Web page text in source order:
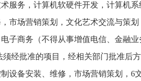
服务，计算机软硬件开发，计算机
市场营销策划，文化艺术交流与策
子商务（不得从事增值电信、金融
须经批准的项目，经相关部门批准后
设备安装、维修，市场营销策划，6